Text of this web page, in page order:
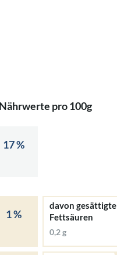
pro 100g
17 %
1 %
davon gesättigte
Fettsäuren
0,2 g